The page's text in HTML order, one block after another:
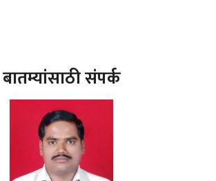
बातम्यांसाठी संपर्क